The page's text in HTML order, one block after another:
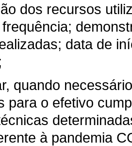
dos recursos
data de
quando
para o efetivo
à pandemia